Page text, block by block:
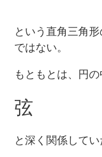
という直角三角
ではない。
もともとは、円
弦
と深く関係してい